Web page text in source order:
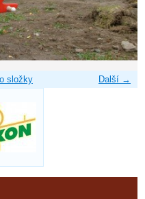
Další →
složky